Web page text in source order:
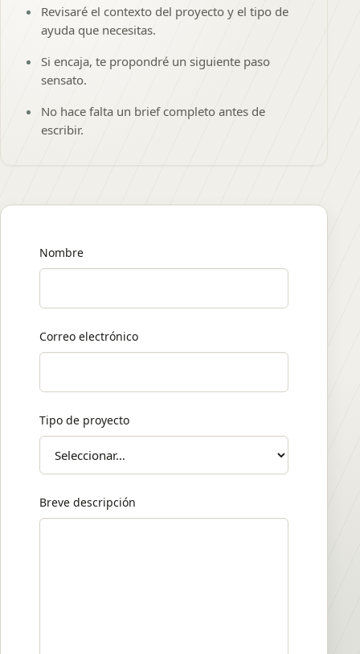
Revisaré el contexto del proyecto y el tipo de
ayuda que necesitas.
Si encaja, te propondré un siguiente paso
sensato.
No hace falta un brief completo antes de
escribir.
Nombre
Correo electrónico
Tipo de proyecto
Breve descripción